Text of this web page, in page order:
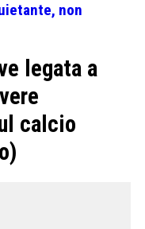
non
legata a
calcio